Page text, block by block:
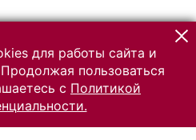
для работы сайта и
пользоваться
с Политикой